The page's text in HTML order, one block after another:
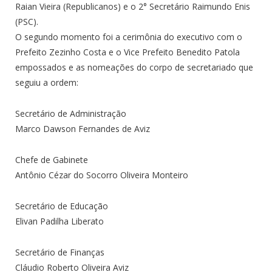
Raian Vieira (Republicanos) e o 2° Secretário Raimundo Enis
(PSC).
O segundo momento foi a cerimônia do executivo com o
Prefeito Zezinho Costa e o Vice Prefeito Benedito Patola
empossados e as nomeações do corpo de secretariado que
seguiu a ordem:
Secretário de Administração
Marco Dawson Fernandes de Aviz
Chefe de Gabinete
Antônio Cézar do Socorro Oliveira Monteiro
Secretário de Educação
Elivan Padilha Liberato
Secretário de Finanças
Cláudio Roberto Oliveira Aviz